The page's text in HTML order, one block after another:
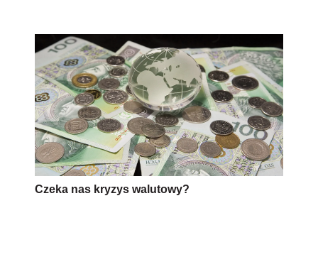
Czeka nas kryzys walutowy?